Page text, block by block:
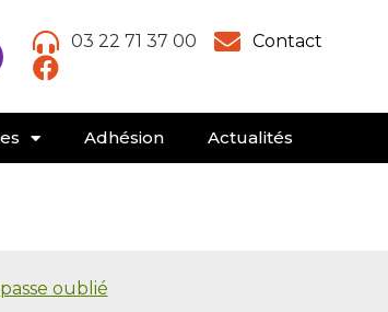
03 22 71 37 00 Contact
Adhésion Actualités
oublié